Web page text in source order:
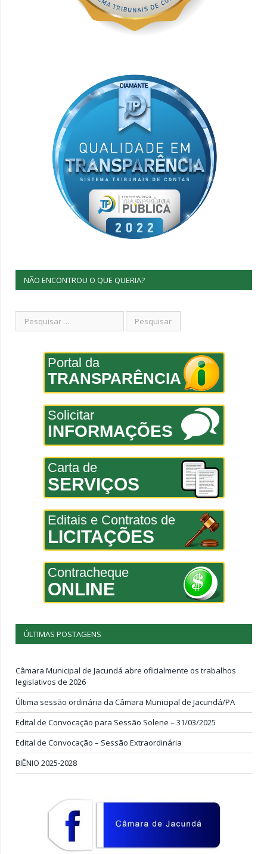
NÃO ENCONTROU O QUE QUERIA?
Portal da
TRANSPARÊNCIA
Solicitar
INFORMAÇÕES
Carta de
SERVIÇOS
Editais e Contratos de
LICITAÇÕES
Contracheque
ONLINE
ÚLTIMAS POSTAGENS
Câmara Municipal de Jacundá abre oficialmente os trabalhos
legislativos de 2026
Última sessão ordinária da Câmara Municipal de Jacundá/PA
Edital de Convocação para Sessão Solene – 31/03/2025
Edital de Convocação – Sessão Extraordinária
BIÊNIO 2025-2028